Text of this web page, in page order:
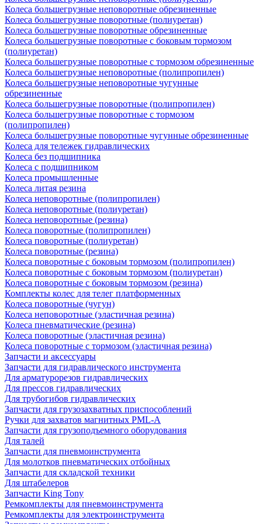
Колеса большегрузные неповоротные обрезиненные
Колеса большегрузные поворотные (полиуретан)
Колеса большегрузные поворотные обрезиненные
Колеса большегрузные поворотные с боковым тормозом
(полиуретан)
Колеса большегрузные поворотные с тормозом обрезиненные
Колеса большегрузные неповоротные (полипропилен)
Колеса большегрузные неповоротные чугунные
обрезиненные
Колеса большегрузные поворотные (полипропилен)
Колеса большегрузные поворотные с тормозом
(полипропилен)
Колеса большегрузные поворотные чугунные обрезиненные
Колеса для тележек гидравлических
Колеса без подшипника
Колеса с подшипником
Колеса промышленные
Колеса литая резина
Колеса неповоротные (полипропилен)
Колеса неповоротные (полиуретан)
Колеса неповоротные (резина)
Колеса поворотные (полипропилен)
Колеса поворотные (полиуретан)
Колеса поворотные (резина)
Колеса поворотные c боковым тормозом (полипропилен)
Колеса поворотные c боковым тормозом (полиуретан)
Колеса поворотные c боковым тормозом (резина)
Комплекты колес для телег платформенных
Колеса поворотные (чугун)
Колеса неповоротные (эластичная резина)
Колеса пневматические (резина)
Колеса поворотные (эластичная резина)
Колеса поворотные c тормозом (эластичная резина)
Запчасти и аксессуары
Запчасти для гидравлического инструмента
Для арматурорезов гидравлических
Для прессов гидравлических
Для трубогибов гидравлических
Запчасти для грузозахватных приспособлений
Ручки для захватов магнитных PML-A
Запчасти для грузоподъемного оборудования
Для талей
Запчасти для пневмоинструмента
Для молотков пневматических отбойных
Запчасти для складской техники
Для штабелеров
Запчасти King Tony
Ремкомплекты для пневмоинструмента
Ремкомплекты для электроинструмента